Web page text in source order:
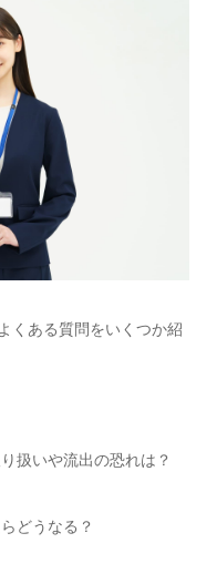
くある質問をいくつか紹
扱いや流出の恐れは？
どうなる？